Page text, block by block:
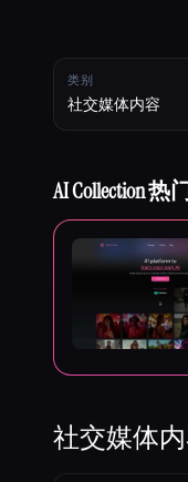
类别
社交媒体内容
AI Collection 热
社交媒体